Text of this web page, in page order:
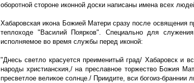
оборотной стороне иконной доски написаны имена всех
Хабаровская икона Божией Матери сразу после освящения
теплоходе "Василий Поярков". Специально для
исполняемое во время службы перед иконой:
"Днесь светло красуется преименитый град/ Хабаровск и
народы христианския,/ на преславное торжество Божия
пресветлое великое солнце./ Приидите, вси богоиз-